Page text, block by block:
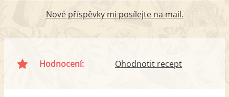
Nové příspěvky mi posílejte na mail.
Hodnocení: Ohodnotit recept